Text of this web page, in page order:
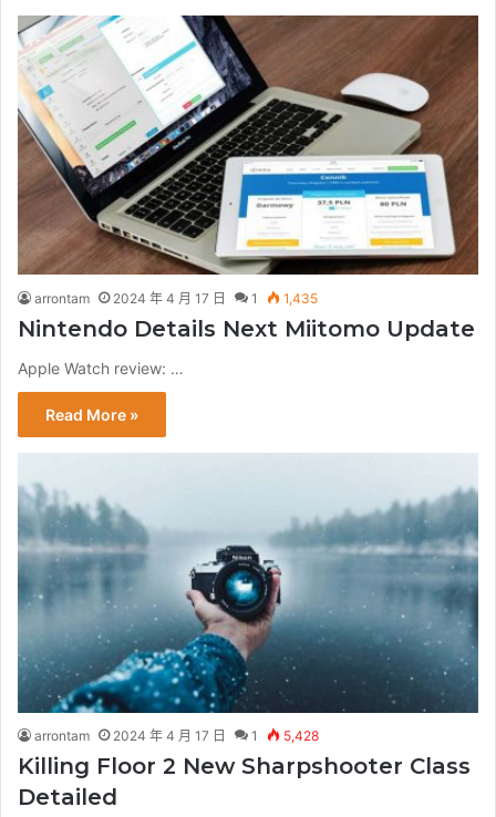
arrontam 2024 年 4 月 17 日 1 1,435
Nintendo Details Next Miitomo Update
Apple Watch review: …
Read More »
arrontam 2024 年 4 月 17 日 1 5,428
Killing Floor 2 New Sharpshooter Class
Detailed